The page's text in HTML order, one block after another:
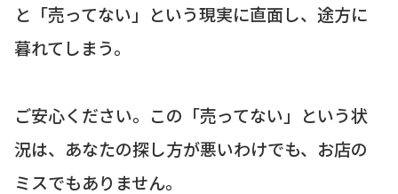
と「売ってない」という現実に直面し、途方に
暮れてしまう。
ご安心ください。この「売ってない」という状
況は、あなたの探し方が悪いわけでも、お店の
ミスでもありません。